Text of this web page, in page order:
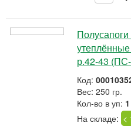
р.42-43
Код:
Вес: 250 гр.
Кол-во в уп:
На складе: <